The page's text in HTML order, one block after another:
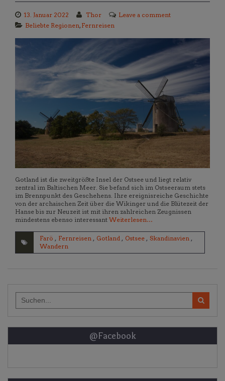
13. Januar 2022 Thor
Leave a comment
Beliebte Regionen, Fernreisen
Gotland ist die zweitgrößte Insel der Ostsee und liegt relativ
zentral im Baltischen Meer. Sie befand sich im Ostseeraum stets
im Brennpunkt des Geschehens. Ihre ereignisreiche Geschichte
von der archaischen Zeit über die Wikinger und die Blütezeit der
Hanse bis zur Neuzeit ist mit ihren zahlreichen Zeugnissen
mindestens ebenso interessant Weiterlesen…
Farö , Fernreisen , Gotland , Ostsee , Skandinavien ,
Wandern
Search
for:
@Facebook